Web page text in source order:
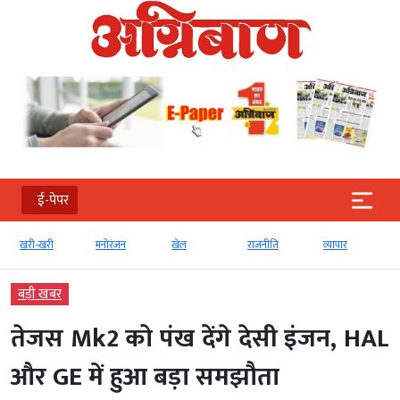
ई-पेपर
खरी-खरी मनोरंजन खेल राजनीति व्‍यापार
बड़ी खबर
तेजस Mk2 को पंख देंगे देसी इंजन, HAL
और GE में हुआ बड़ा समझौता